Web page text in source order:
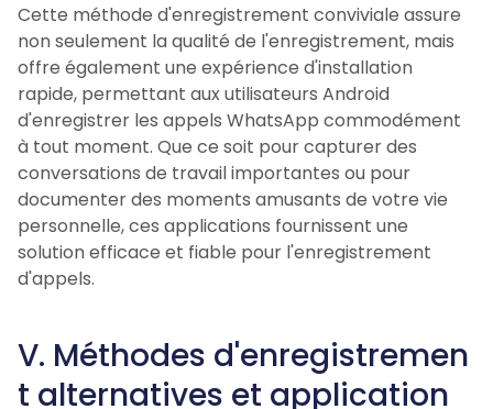
Cette méthode d'enregistrement conviviale assure
non seulement la qualité de l'enregistrement, mais
offre également une expérience d'installation
rapide, permettant aux utilisateurs Android
d'enregistrer les appels WhatsApp commodément
à tout moment. Que ce soit pour capturer des
conversations de travail importantes ou pour
documenter des moments amusants de votre vie
personnelle, ces applications fournissent une
solution efficace et fiable pour l'enregistrement
d'appels.
V. Méthodes d'enregistremen
t alternatives et application